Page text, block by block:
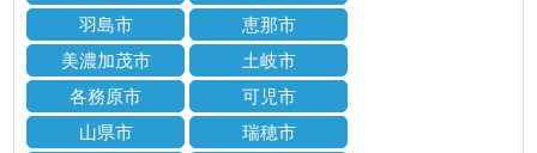
羽島市
恵那市
美濃加茂市
土岐市
各務原市
可児市
山県市
瑞穂市